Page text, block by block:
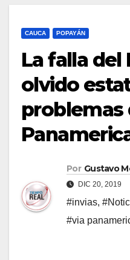
CAUCA POPAYÁN
La falla del
olvido
problemas
Por Gustavo
DIC 20, 2019
#invias,
#via